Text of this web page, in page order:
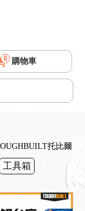
0 購物車
托比爾
工具箱